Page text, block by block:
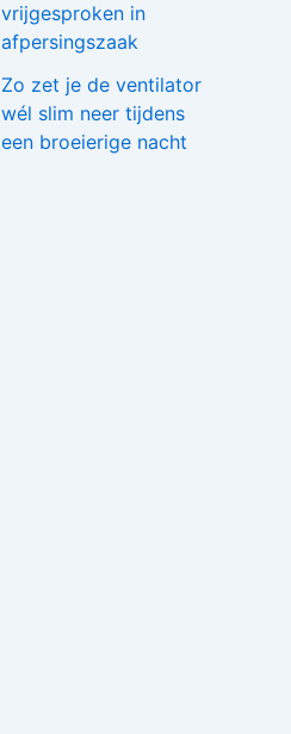
vrijgesproken in
afpersingszaak
Zo zet je de ventilator
wél slim neer tijdens
een broeierige nacht